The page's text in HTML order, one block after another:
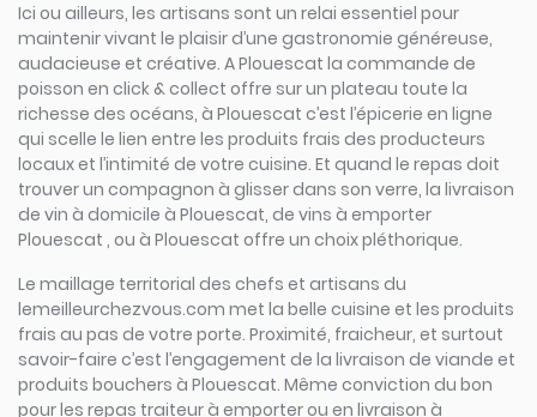
Ici ou ailleurs, les artisans sont un relai essentiel pour
maintenir vivant le plaisir d’une gastronomie généreuse,
audacieuse et créative. A Plouescat la commande de
poisson en click & collect offre sur un plateau toute la
richesse des océans, à Plouescat c’est l’épicerie en ligne
qui scelle le lien entre les produits frais des producteurs
locaux et l’intimité de votre cuisine. Et quand le repas doit
trouver un compagnon à glisser dans son verre, la livraison
de vin à domicile à Plouescat, de vins à emporter
Plouescat , ou à Plouescat offre un choix pléthorique.
Le maillage territorial des chefs et artisans du
lemeilleurchezvous.com met la belle cuisine et les produits
frais au pas de votre porte. Proximité, fraicheur, et surtout
savoir-faire c’est l’engagement de la livraison de viande et
produits bouchers à Plouescat. Même conviction du bon
pour les repas traiteur à emporter ou en livraison à